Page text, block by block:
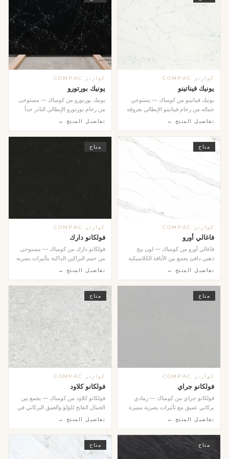
كوارتز COMPAC
يونيك فيناتينو
يونيك فيناتينو من كومباك — يستوحي
جماله من رخام فيناتينو الإيطالي بعروقه
الرقيقة...
تفاصيل المنتج ←
كوارتز COMPAC
يونيك بورتورو
يونيك بورتورو من كومباك — مستوحى
من رخام بورتورو الإيطالي النادر جداً
بلونه الأس...
تفاصيل المنتج ←
متاح
كوارتز COMPAC
فاغالي أورو
فاغالي أورو من كومباك — لون بيج
ذهبي دافئ يجمع بين الأناقة الكلاسيكية
والحداثة ا...
تفاصيل المنتج ←
متاح
كوارتز COMPAC
فولكانو دارك
فولكانو دارك من كومباك — مستوحى
من حمم البراكين الداكنة بتأثيرات بصرية
تتراقص عل...
تفاصيل المنتج ←
متاح
كوارتز COMPAC
فولكانو جراي
فولكانو جراي من كومباك — رمادي
بركاني عميق مع تأثيرات بصرية مميزة
ضمن مجموعة Vol...
تفاصيل المنتج ←
متاح
كوارتز COMPAC
فولكانو كلاود
فولكانو كلاود من كومباك — يجمع بين
الجمال الفاتح للؤلؤ والعمق البركاني في
تصميم ...
تفاصيل المنتج ←
متاح متاح